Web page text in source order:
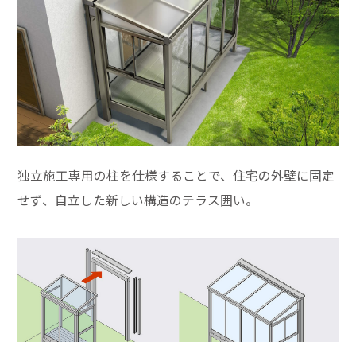
独立施工専用の柱を仕様することで、住宅の外壁に固定
せず、自立した新しい構造のテラス囲い。